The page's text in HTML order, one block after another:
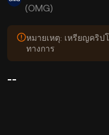
(OMG)
หมายเหตุ: เหรียญคริป
ทางการ
--